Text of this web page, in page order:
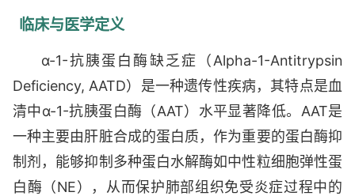
临床与医学定义
α-1-抗胰蛋白酶缺乏症（Alpha-1-Antitrypsin
Deficiency, AATD）是一种遗传性疾病，其特点是血
清中α-1-抗胰蛋白酶（AAT）水平显著降低。AAT是
一种主要由肝脏合成的蛋白质，作为重要的蛋白酶抑
制剂，能够抑制多种蛋白水解酶如中性粒细胞弹性蛋
白酶（NE），从而保护肺部组织免受炎症过程中的